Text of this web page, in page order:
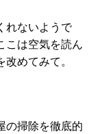
れないようで
こは空気を読ん
めてみて。
の掃除を徹底的